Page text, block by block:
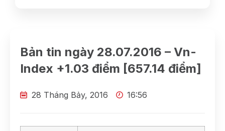
Bản tin ngày 28.07.2016 – Vn-
Index +1.03 điểm [657.14 điểm]
28 Tháng Bảy, 2016 16:56